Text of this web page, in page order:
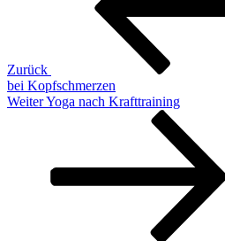
Zurück
bei Kopfschmerzen
Nächster
WeiterYoga nach Krafttraining